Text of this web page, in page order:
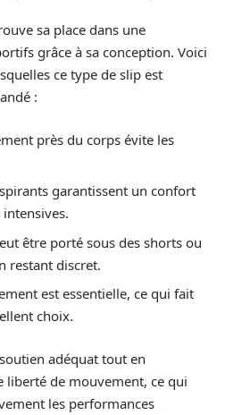
sa place dans une
grâce à sa conception. Voici
ce type de slip est
:
près du corps évite les
garantissent un confort
être porté sous des shorts ou
restant discret.
est essentielle, ce qui fait
choix.
adéquat tout en
liberté de mouvement, ce qui
les performances